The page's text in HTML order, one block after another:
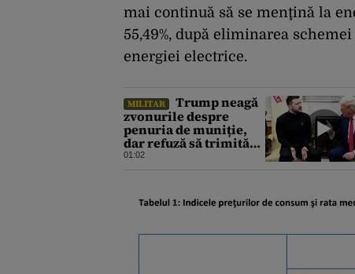
mai continuă să se menţină la
55,49%, după eliminarea
energiei electrice.
MILITAR
Trump neagă
zvonurile despre
penuria de muniție,
dar refuză să trimită
rachete Ucrainei:
01:02